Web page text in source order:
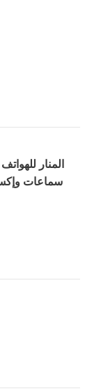
المنار
سماعات